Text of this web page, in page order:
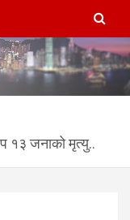
१३ जनाको मृत्यु..